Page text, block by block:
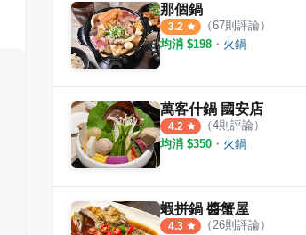
那個鍋
3.2 （67則評論）
均消 $198 ・ 火鍋
萬客什鍋 國安店
4.2 （4則評論）
均消 $350 ・ 火鍋
蝦拼鍋 醬蟹屋
4.3 （26則評論）